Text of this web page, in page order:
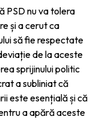
PSD nu va tolera
și a cerut ca
să fie respectate
de la aceste
sprijinului politic
a subliniat că
este esențială și că
a apără aceste